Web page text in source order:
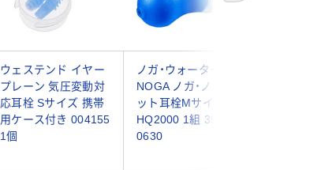
ウェステンド イヤー
プレーン 気圧変動対
応耳栓 Sサイズ 携帯
用ケース付き 004155
1個
ノガ・ウォーターズ
NOGA ノガ・ノイズカ
ット耳栓Mサイズ
HQ2000 1組 399-
0630